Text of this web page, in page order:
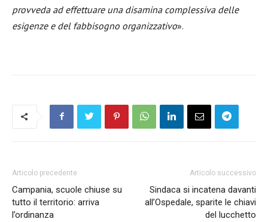
provveda ad effettuare una disamina complessiva delle
esigenze e del fabbisogno organizzativo».
Articolo precedente
Campania, scuole chiuse su
tutto il territorio: arriva
l’ordinanza
Articolo successivo
Sindaca si incatena davanti
all’Ospedale, sparite le chiavi
del lucchetto